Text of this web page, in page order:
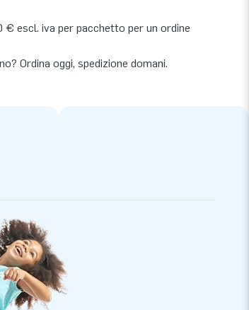
escl. iva per pacchetto per un ordine
Ordina oggi, spedizione domani.